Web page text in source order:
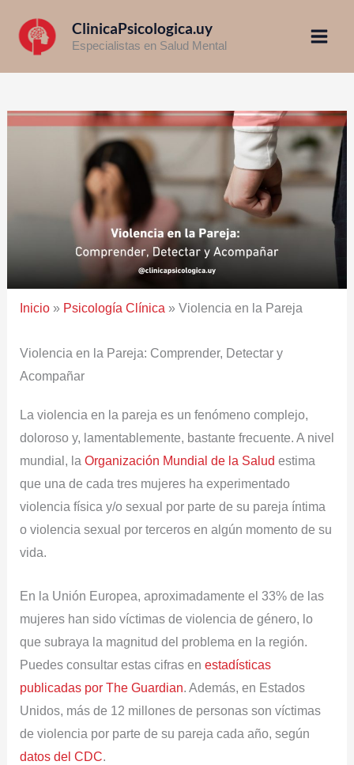
contenido
ClinicaPsicologica.uy
Especialistas en Salud Mental
Inicio» Psicología Clínica» Violencia en la Pareja
Violencia en la Pareja: Comprender, Detectar y
Acompañar
La violencia en la pareja es un fenómeno complejo,
doloroso y, lamentablemente, bastante frecuente. A nivel
mundial, la Organización Mundial de la Salud estima
que una de cada tres mujeres ha experimentado
violencia física y/o sexual por parte de su pareja íntima
o violencia sexual por terceros en algún momento de su
vida.
En la Unión Europea, aproximadamente el 33% de las
mujeres han sido víctimas de violencia de género, lo
que subraya la magnitud del problema en la región.
Puedes consultar estas cifras en estadísticas
publicadas por The Guardian. Además, en Estados
Unidos, más de 12 millones de personas son víctimas
de violencia por parte de su pareja cada año, según
datos del CDC.